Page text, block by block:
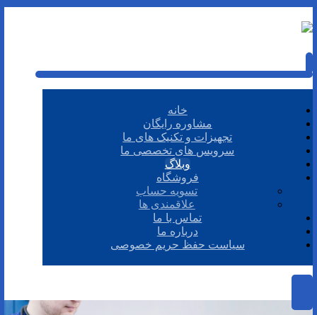
خانه
مشاوره رایگان
تجهیزات و تکنیک های ما
سرویس های تخصصی ما
وبلاگ
فروشگاه
تسویه حساب
علاقمندی ها
تماس با ما
درباره ما
سیاست حفظ حریم خصوصی